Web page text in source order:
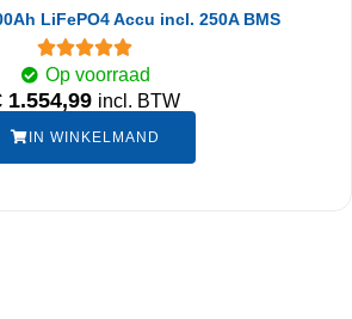
LiFePO4 Accu incl. 250A BMS
Op voorraad
1.554,99 incl. BTW
IN WINKELMAND